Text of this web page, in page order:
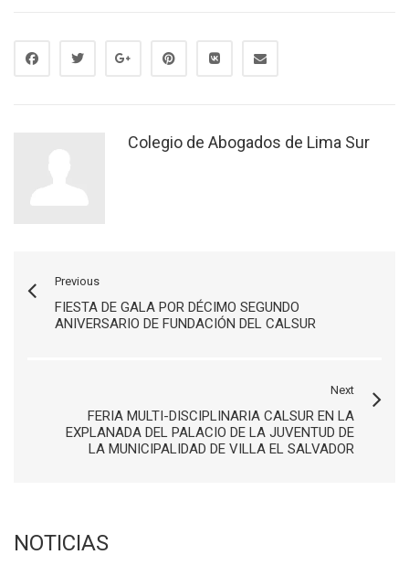
Colegio de Abogados de Lima Sur
Previous
FIESTA DE GALA POR DÉCIMO SEGUNDO
ANIVERSARIO DE FUNDACIÓN DEL CALSUR
Next
FERIA MULTI-DISCIPLINARIA CALSUR EN LA
EXPLANADA DEL PALACIO DE LA JUVENTUD DE
LA MUNICIPALIDAD DE VILLA EL SALVADOR
NOTICIAS